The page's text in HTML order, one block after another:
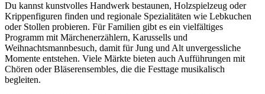
Du kannst kunstvolles Handwerk bestaunen, Holzspielzeug oder
Krippenfiguren finden und regionale Spezialitäten wie Lebkuchen
oder Stollen probieren. Für Familien gibt es ein vielfältiges
Programm mit Märchenerzählern, Karussells und
Weihnachtsmannbesuch, damit für Jung und Alt unvergessliche
Momente entstehen. Viele Märkte bieten auch Aufführungen mit
Chören oder Bläserensembles, die die Festtage musikalisch
begleiten.